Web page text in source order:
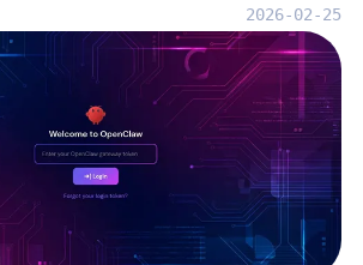
2026-02-25